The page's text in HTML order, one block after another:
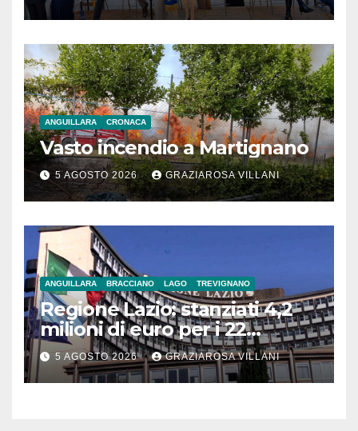
ANGUILLARA CRONACA
Vasto incendio a Martignano
5 AGOSTO 2026 GRAZIAROSA VILLANI
ANGUILLARA BRACCIANO LAGO TREVIGNANO
Regione Lazio: stanziati 4,2
milioni di euro per i 22
Comuni dell’Etruria
Meridionale
5 AGOSTO 2026 GRAZIAROSA VILLANI